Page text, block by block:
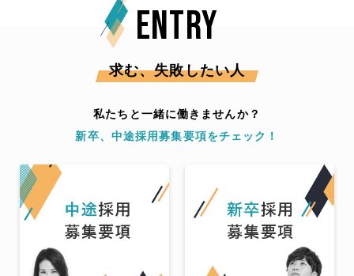
ENTRY
求む、失敗したい人
私たちと一緒に働きませんか？
新卒、中途採用募集要項をチェック！